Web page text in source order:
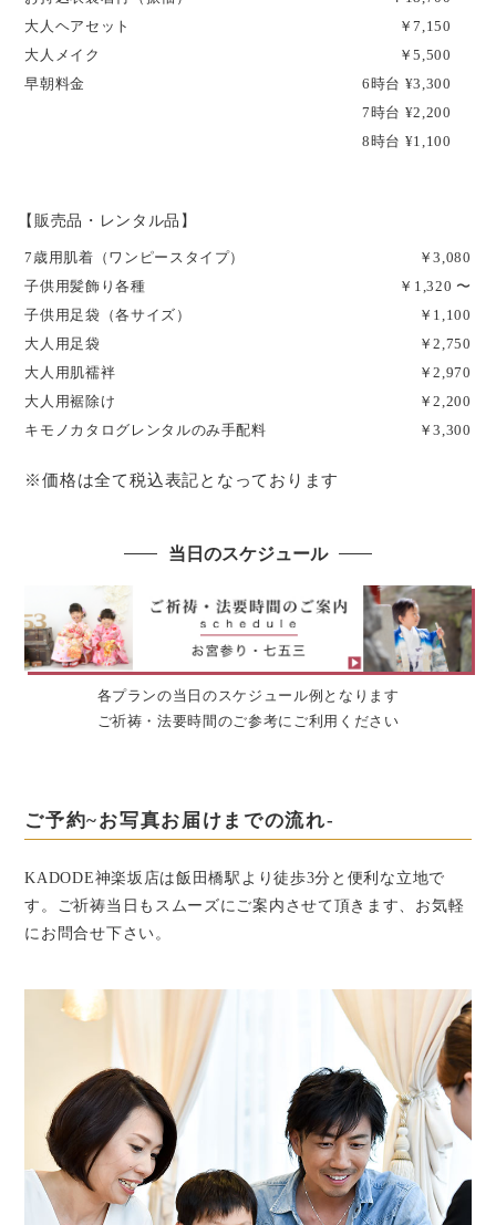
大人ヘアセット
￥7,150
大人メイク
￥5,500
早朝料金
6時台 ¥3,300
7時台 ¥2,200
8時台 ¥1,100
【販売品・レンタル品】
7歳用肌着（ワンピースタイプ）
￥3,080
子供用髪飾り各種
￥1,320 〜
子供用足袋（各サイズ）
￥1,100
大人用足袋
￥2,750
大人用肌襦袢
￥2,970
大人用裾除け
￥2,200
キモノカタログレンタルのみ手配料
￥3,300
※価格は全て税込表記となっております
当日のスケジュール
各プランの当日のスケジュール例となります
ご祈祷・法要時間のご参考にご利用ください
ご予約~お写真お届けまでの流れ-
KADODE神楽坂店は飯田橋駅より徒歩3分と便利な立地で
す。
ご祈祷当日もスムーズにご案内させて頂きます、お気軽
にお問合せ下さい。